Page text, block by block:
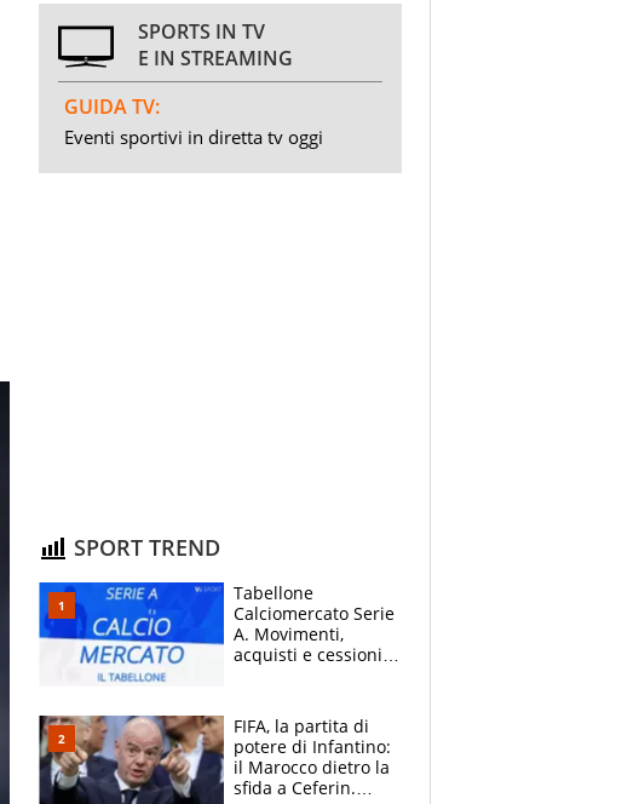
SPORTS IN TV
E IN STREAMING
GUIDA TV:
Eventi sportivi in diretta tv oggi
SPORT TREND
Tabellone
Calciomercato Serie
A. Movimenti,
acquisti e cessioni:
FIFA, la partita di
potere di Infantino:
il Marocco dietro la
sfida a Ceferin.